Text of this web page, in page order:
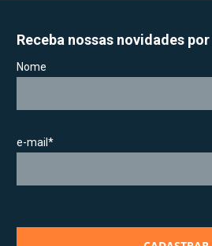
Receba nossas novidades
Nome
e-mail*